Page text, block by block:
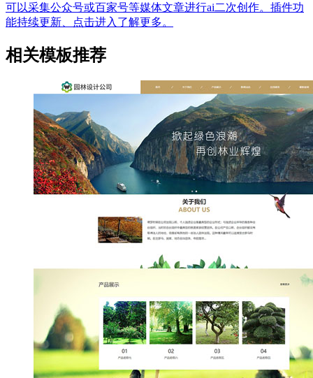
可以采集公众号或百家号等媒体文章进行ai二次创作。插件功
能持续更新、点击进入了解更多。
相关模板推荐